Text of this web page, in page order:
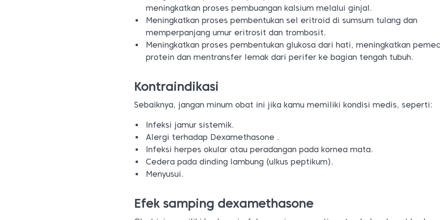
meningkatkan proses pembuangan kalsium melalui ginjal.
Meningkatkan proses pembentukan sel eritroid di sumsum tulang dan
memperpanjang umur eritrosit dan trombosit.
Meningkatkan proses pembentukan glukosa dari hati, meningkatkan
protein dan mentransfer lemak dari perifer ke bagian tengah tubuh.
Kontraindikasi
Sebaiknya, jangan minum obat ini jika kamu memiliki kondisi medis, seperti:
Infeksi jamur sistemik.
Alergi terhadap Dexamethasone .
Infeksi herpes okular atau peradangan pada kornea mata.
Cedera pada dinding lambung (ulkus peptikum).
Menyusui.
Efek samping dexamethasone